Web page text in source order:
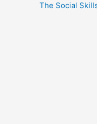
(SSIS SEL) The